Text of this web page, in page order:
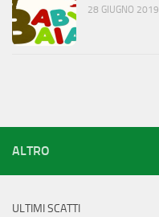
28 GIUGNO 2019
ALTRO
ULTIMI SCATTI